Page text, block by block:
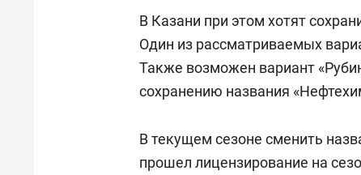
В Казани при этом хотят
Один из рассматриваемых
Также возможен вариант
сохранению названия
В текущем сезоне сменить
прошел лицензирование на